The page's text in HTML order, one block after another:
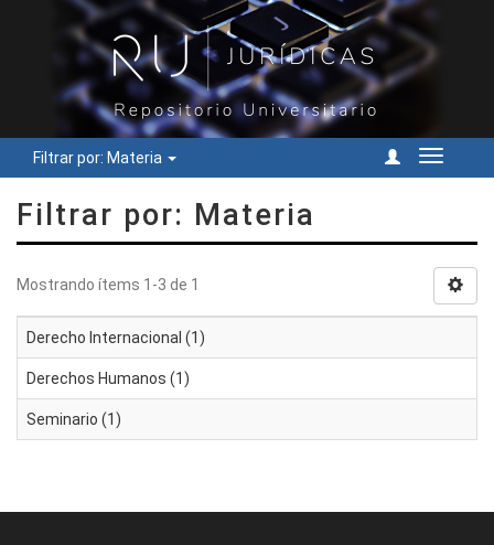
Filtrar por: Materia
Cambiar
Filtrar por: Materia
Mostrando ítems 1-3 de 1
Derecho Internacional (1)
Derechos Humanos (1)
Seminario (1)